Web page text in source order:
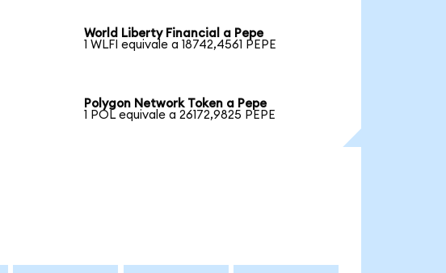
World Liberty Financial a Pepe
1 WLFI equivale a 18742,4561 PEPE
Polygon Network Token a Pepe
1 POL equivale a 26172,9825 PEPE